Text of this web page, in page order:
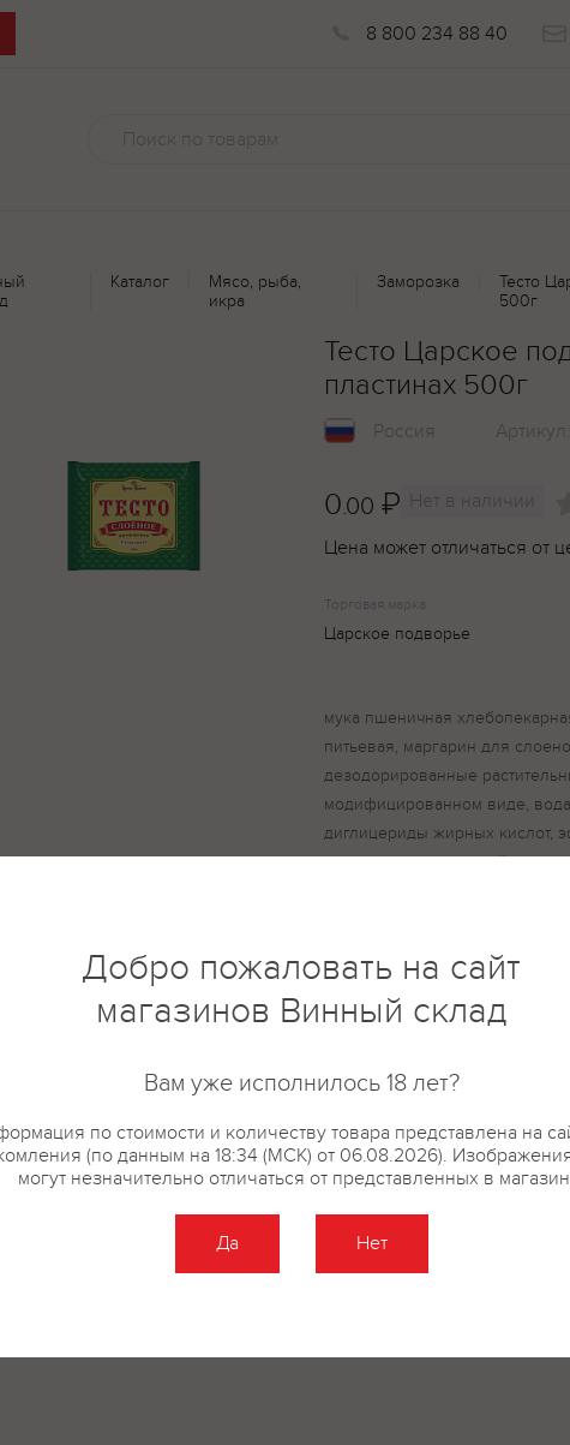
8 800 234 88 40
Каталог
Мясо, рыба,
икра
Заморозка
Тесто
500г
Тесто Царское
пластинах 500г
Россия Артикул:
0.00 ₽ Нет в наличии
Цена может отличаться от
Торговая марка
Царское подворье
мука пшеничная
питьевая, маргарин для
дезодорированные
модифицированном виде,
диглицериды жирных кислот,
жирных кислот, соевый
сорбат калия, регулятор
ароматизатор, краситель
аскорбиновая кислота,
хлебопекарные
добавка (пшеничная
аскорбиновая кислота,
амилаза и гемицеллюлаза).
молочных, горчичных и яичных
Описание Отзывы
Добро пожаловать на сайт
магазинов Винный склад
Вам уже исполнилось 18 лет?
по стоимости и количеству товара представлена на
(по данным на 18:34 (МСК) от 06.08.2026).
могут незначительно отличаться от представленных в
Да Нет